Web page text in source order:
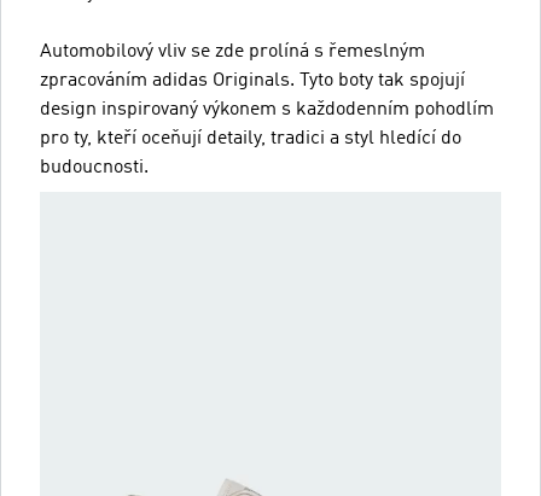
Automobilový vliv se zde prolíná s řemeslným
zpracováním adidas Originals. Tyto boty tak spojují
design inspirovaný výkonem s každodenním pohodlím
pro ty, kteří oceňují detaily, tradici a styl hledící do
budoucnosti.